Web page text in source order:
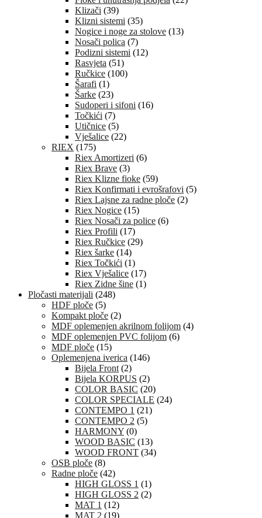
Klizači (39)
Klizni sistemi (35)
Nogice i noge za stolove (13)
Nosači polica (7)
Podizni sistemi (12)
Rasvjeta (51)
Ručkice (100)
Šarafi (1)
Šarke (23)
Sudoperi i sifoni (16)
Točkići (7)
Utičnice (5)
Vješalice (22)
RIEX (175)
Riex Amortizeri (6)
Riex Brave (3)
Riex Klizne fioke (59)
Riex Konfirmati i evrošrafovi (5)
Riex Lajsne za radne ploče (2)
Riex Nogice (15)
Riex Nosači za police (6)
Riex Profili (17)
Riex Ručkice (29)
Riex šarke (14)
Riex Točkići (1)
Riex Vješalice (17)
Riex Zidne šine (1)
Pločasti materijali (248)
HDF ploče (5)
Kompakt ploče (2)
MDF oplemenjen akrilnom folijom (4)
MDF oplemenjen PVC folijom (6)
MDF ploče (15)
Oplemenjena iverica (146)
Bijela Front (2)
Bijela KORPUS (2)
COLOR BASIC (20)
COLOR SPECIALE (24)
CONTEMPO 1 (21)
CONTEMPO 2 (5)
HARMONY (0)
WOOD BASIC (13)
WOOD FRONT (34)
OSB ploče (8)
Radne ploče (42)
HIGH GLOSS 1 (1)
HIGH GLOSS 2 (2)
MAT 1 (12)
MAT 2 (19)